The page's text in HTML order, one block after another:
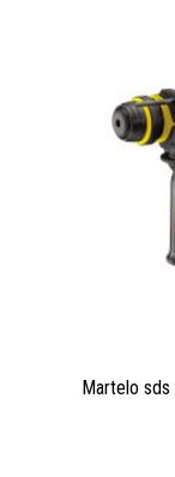
Martelo